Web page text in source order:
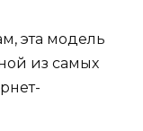
эта модель
из самых